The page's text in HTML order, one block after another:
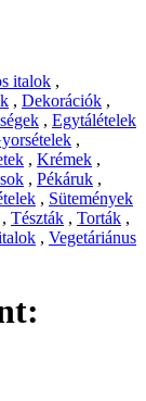
italok ,
, Dekorációk ,
, Egytálételek
,
, Krémek ,
, Pékáruk ,
, Sütemények
, Tészták , Torták ,
, Vegetáriánus